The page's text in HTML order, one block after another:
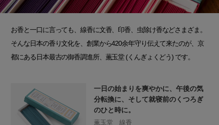
お香と一口に言っても、線香に文香、印香、虫除け香などさまざま。
そんな日本の香り文化を、創業から420余年守り伝えて来たのが、京
都にある日本最古の御香調進所、薫玉堂 (くんぎょくどう) です。
一日の始まりを爽やかに、午後の気
分転換に、そして就寝前のくつろぎ
のひと時に。
薫玉堂 線香